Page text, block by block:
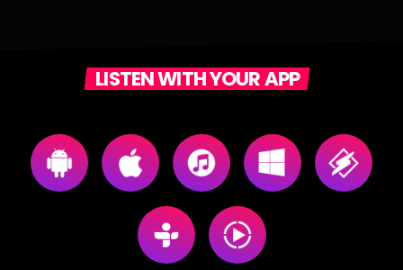
LISTEN WITH YOUR APP